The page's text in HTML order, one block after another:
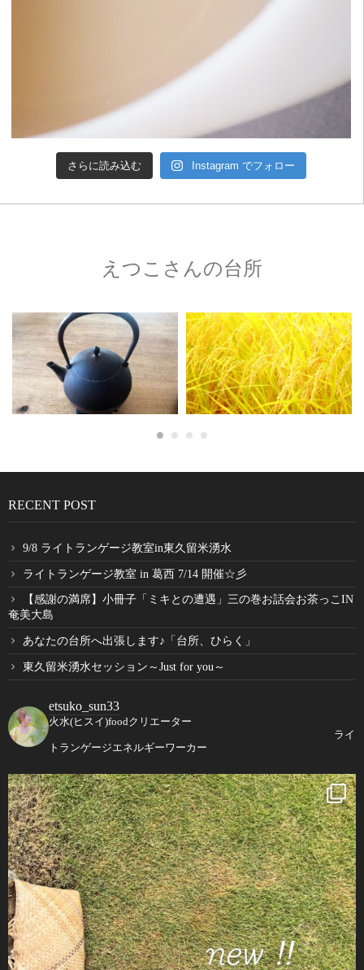
さらに読み込む Instagram でフォロー
えつこさんの台所
RECENT POST
9/8 ライトランゲージ教室in東久留米湧水
ライトランゲージ教室 in 葛西 7/14 開催☆彡
【感謝の満席】小冊子「ミキとの遭遇」三の巻お話会お茶っこIN
奄美大島
あなたの台所へ出張します♪「台所、ひらく」
東久留米湧水セッション～Just for you～
etsuko_sun33
火水(ヒスイ)foodクリエーター
ライ
トランゲージエネルギーワーカー